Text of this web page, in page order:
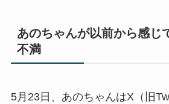
あのちゃんが以前から感じ
不満
5月23日、あのちゃんはX（旧